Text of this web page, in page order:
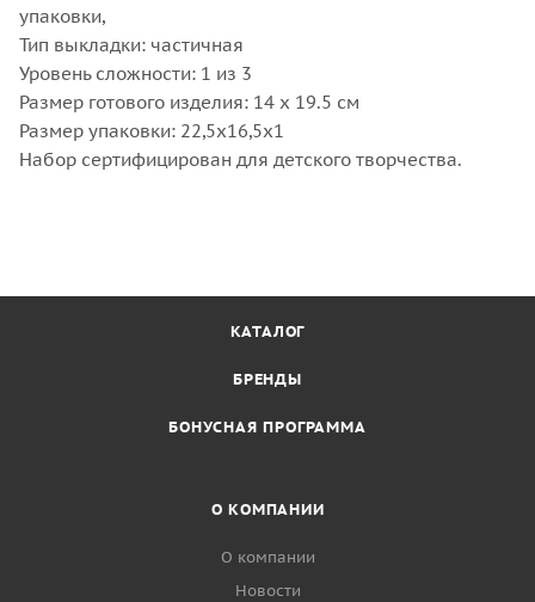
упаковки,
Тип выкладки: частичная
Уровень сложности: 1 из 3
Размер готового изделия: 14 х 19.5 см
Размер упаковки: 22,5х16,5х1
Набор сертифицирован для детского творчества.
КАТАЛОГ
БРЕНДЫ
БОНУСНАЯ ПРОГРАММА
О КОМПАНИИ
О компании
Новости